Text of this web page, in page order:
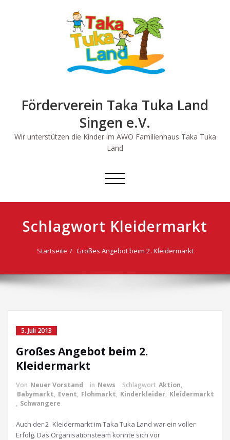
Förderverein Taka Tuka Land
Singen e.V.
Wir unterstützen die Kinder im AWO Familienhaus Taka Tuka
Land
Schalte
Schlagwort Kleidermarkt
Startseite Großes Angebot beim 2. Kleidermarkt
5. Juli 2013
Großes Angebot beim 2.
Kleidermarkt
Von Neuer Vorstand in News Schlagwort Aktion,
Babymarkt, Event, Flohmarkt, Kinderkleider, Kleidermarkt
, Schwangere
Auch der 2. Kleidermarkt im Taka Tuka Land war ein voller
Erfolg. Das Organisationsteam konnte sich vor